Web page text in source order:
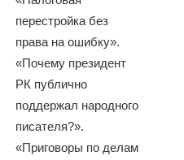
перестройка без
права на ошибку».
«Почему президент
РК публично
поддержал народного
писателя?».
«Приговоры по делам